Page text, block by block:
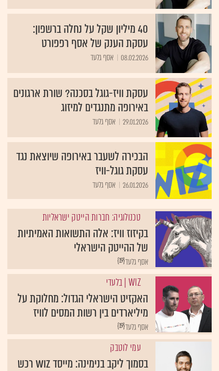
40 מיליון שקל על נחלה ברשפון:
עסקת הענק של אסף רפפורט
08.02.2026 אסף גלעד
עסקת וויז-גוגל בסכנה? שורת ארגונים
באירופה מתנגדים למיזוג
29.01.2026 אסף גלעד
הבכירה לשעבר באירופה שיוצאת נגד
עסקת גוגל-וויז
26.01.2026 אסף גלעד
טכנולוגיה: חברות הייטק ישראליות
בקיזוז וויז: אלה התשואות האמיתיות
של ההייטק הישראלי
{19}אסף גלעד
WIZ| בלעדי
האקזיט הישראלי הגדול: מחלוקת על
מיליארדים בין רשות המסים לוויז
{19}אסף גלעד
עמי לוטבק
בסמוך ליקב בנימינה: מייסד WIZ רכש